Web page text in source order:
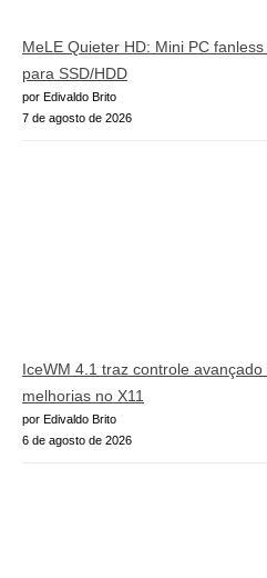
MeLE Quieter HD: Mini PC
para SSD/HDD
por Edivaldo Brito
7 de agosto de 2026
IceWM 4.1 traz controle
melhorias no X11
por Edivaldo Brito
6 de agosto de 2026